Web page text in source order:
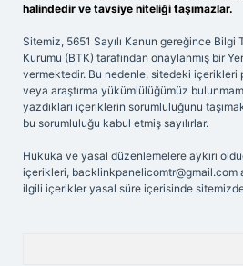
halindedir ve tavsiye niteliği taşımazlar.
Sitemiz, 5651 Sayılı Kanun gereğince
Kurumu (BTK) tarafından onaylanmış bir
vermektedir. Bu nedenle, sitedeki
veya araştırma yükümlülüğümüz
yazdıkları içeriklerin sorumluluğunu
bu sorumluluğu kabul etmiş sayılırlar.
Hukuka ve yasal düzenlemelere aykırı
içerikleri, backlinkpanelicomtr@gmail.com
ilgili içerikler yasal süre içerisinde